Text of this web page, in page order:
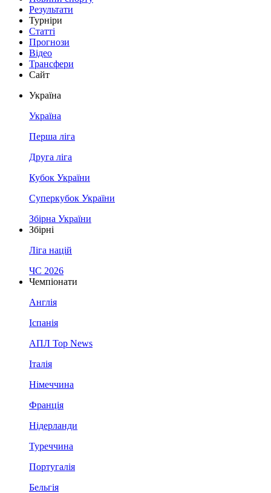
Результати
Турніри
Статті
Прогнози
Відео
Трансфери
Сайт
Україна
Україна
Перша ліга
Друга ліга
Кубок України
Суперкубок України
Збірна України
Збірні
Ліга націй
ЧС 2026
Чемпіонати
Англія
Іспанія
АПЛ Top News
Італія
Німеччина
Франція
Нідерланди
Туреччина
Португалія
Бельгія